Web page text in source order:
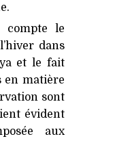
compte le
dans
et le fait
en matière
sont
évident
aux